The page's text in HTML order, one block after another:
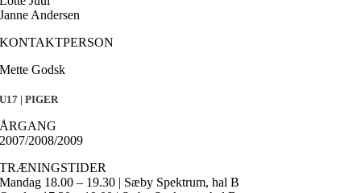
Janne Andersen
KONTAKTPERSON
Mette Godsk
U17 | PIGER
ÅRGANG
2007/2008/2009
TRÆNINGSTIDER
Mandag 18.00 – 19.30 | Sæby Spektrum, hal B